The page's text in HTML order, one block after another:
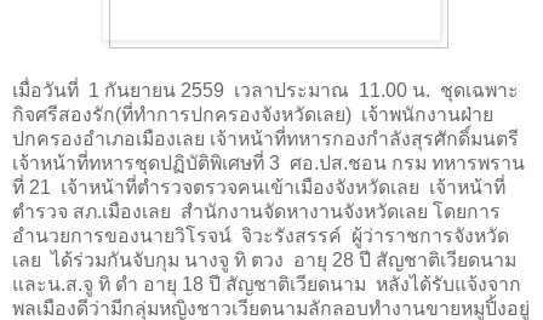
เมื่อวันที่ 1 กันยายน 2559 เวลาประมาณ 11.00 น. ชุดเฉพาะ
กิจศรีสองรัก(ที่ทำการปกครองจังหวัดเลย) เจ้าพนักงานฝ่าย
ปกครองอำเภอเมืองเลย เจ้าหน้าที่ทหารกองกำลังสุรศักดิ์มนตรี
เจ้าหน้าที่ทหารชุดปฏิบัติพิเศษที่ 3 ศอ.ปส.ชอน กรม ทหารพราน
ที่ 21 เจ้าหน้าที่ตำรวจตรวจคนเข้าเมืองจังหวัดเลย เจ้าหน้าที่
ตำรวจ สภ.เมืองเลย สำนักงานจัดหางานจังหวัดเลย โดยการ
อำนวยการของนายวิโรจน์ จิวะรังสรรค์ ผู้ว่าราชการจังหวัด
เลย ได้ร่วมกันจับกุม นางจู ทิ ตวง อายุ 28 ปี สัญชาติเวียดนาม
และน.ส.จู ทิ ดำ อายุ 18 ปี สัญชาติเวียดนาม หลังได้รับแจ้งจาก
พลเมืองดีว่ามีกลุ่มหญิงชาวเวียดนามลักลอบทำงานขายหมูปิ้งอยู่